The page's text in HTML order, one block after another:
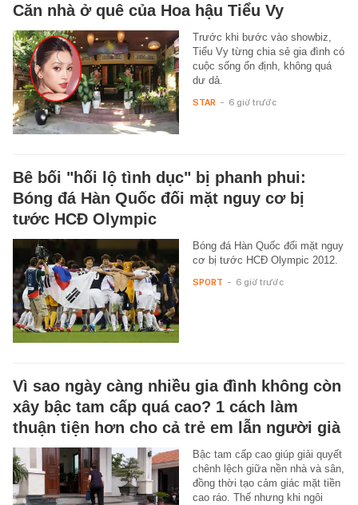
Căn nhà ở quê của Hoa hậu Tiểu Vy
Trước khi bước vào showbiz,
Tiểu Vy từng chia sẻ gia đình có
cuộc sống ổn định, không quá
dư dả.
STAR - 6 giờ trước
Bê bối "hối lộ tình dục" bị phanh phui:
Bóng đá Hàn Quốc đối mặt nguy cơ bị
tước HCĐ Olympic
Bóng đá Hàn Quốc đối mặt nguy
cơ bị tước HCĐ Olympic 2012.
SPORT - 6 giờ trước
Vì sao ngày càng nhiều gia đình không còn
xây bậc tam cấp quá cao? 1 cách làm
thuận tiện hơn cho cả trẻ em lẫn người già
Bậc tam cấp cao giúp giải quyết
chênh lệch giữa nền nhà và sân,
đồng thời tạo cảm giác mặt tiền
cao ráo. Thế nhưng khi ngôi